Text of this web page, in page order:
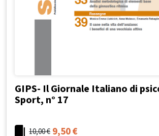
GIPS- Il Giornale Italiano di
Sport, n° 17
10,00€ 9,50€